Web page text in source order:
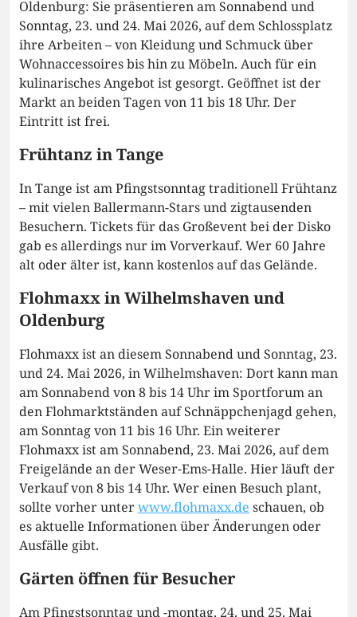
Oldenburg: Sie präsentieren am Sonnabend und
Sonntag, 23. und 24. Mai 2026, auf dem Schlossplatz
ihre Arbeiten – von Kleidung und Schmuck über
Wohnaccessoires bis hin zu Möbeln. Auch für ein
kulinarisches Angebot ist gesorgt. Geöffnet ist der
Markt an beiden Tagen von 11 bis 18 Uhr. Der
Eintritt ist frei.
Frühtanz in Tange
In Tange ist am Pfingstsonntag traditionell Frühtanz
– mit vielen Ballermann-Stars und zigtausenden
Besuchern. Tickets für das Großevent bei der Disko
gab es allerdings nur im Vorverkauf. Wer 60 Jahre
alt oder älter ist, kann kostenlos auf das Gelände.
Flohmaxx in Wilhelmshaven und
Oldenburg
Flohmaxx ist an diesem Sonnabend und Sonntag, 23.
und 24. Mai 2026, in Wilhelmshaven: Dort kann man
am Sonnabend von 8 bis 14 Uhr im Sportforum an
den Flohmarktständen auf Schnäppchenjagd gehen,
am Sonntag von 11 bis 16 Uhr. Ein weiterer
Flohmaxx ist am Sonnabend, 23. Mai 2026, auf dem
Freigelände an der Weser-Ems-Halle. Hier läuft der
Verkauf von 8 bis 14 Uhr. Wer einen Besuch plant,
sollte vorher unterwww.flohmaxx.de schauen, ob
es aktuelle Informationen über Änderungen oder
Ausfälle gibt.
Gärten öffnen für Besucher
Am Pfingstsonntag und -montag, 24. und 25. Mai